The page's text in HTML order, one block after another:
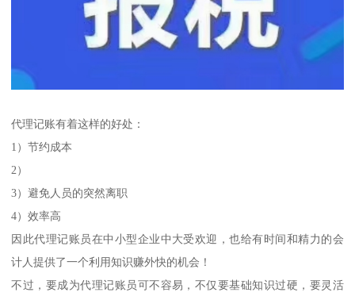
代理记账有着这样的好处：
1）节约成本
2）
3）避免人员的突然离职
4）效率高
因此代理记账员在中小型企业中大受欢迎，也给有时间和精力的会
计人提供了一个利用知识赚外快的机会！
不过，要成为代理记账员可不容易，不仅要基础知识过硬，要灵活